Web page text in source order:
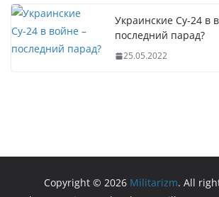
Украинские Су-24 в
последний парад?
25.05.2022
Copyright © 2026 Militarizm. All